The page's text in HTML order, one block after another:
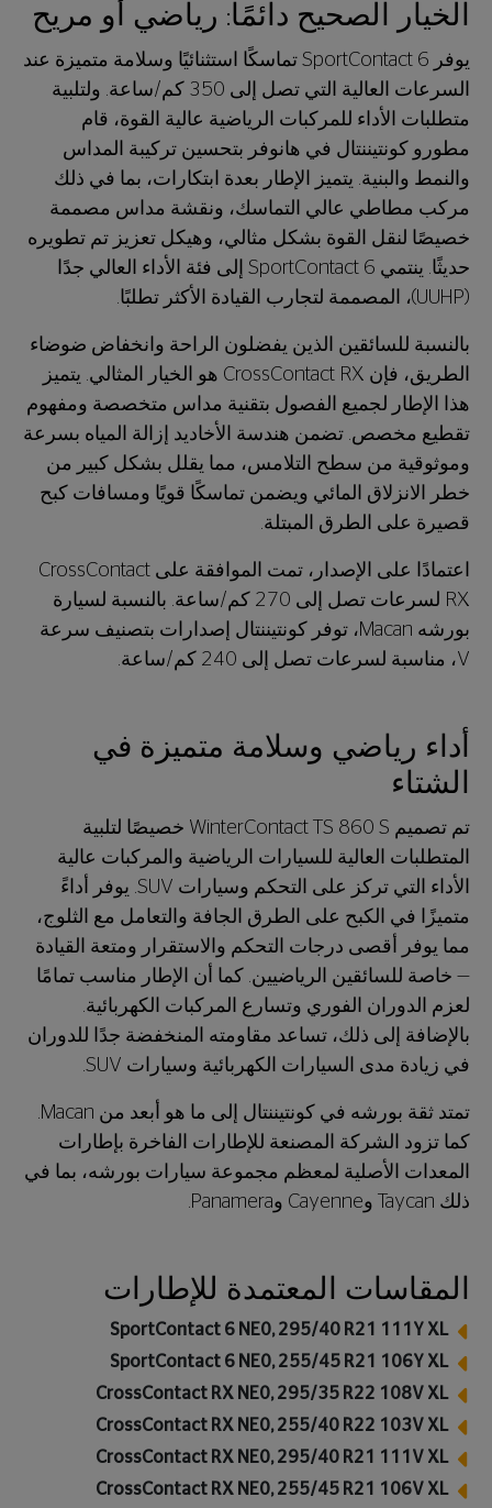
الخيار الصحيح دائمًا: رياضي أو مريح
يوفر SportContact 6 تماسكًا استثنائيًا وسلامة متميزة عند
السرعات العالية التي تصل إلى 350 كم/ساعة. ولتلبية
متطلبات الأداء للمركبات الرياضية عالية القوة، قام
مطورو كونتيننتال في هانوفر بتحسين تركيبة المداس
والنمط والبنية. يتميز الإطار بعدة ابتكارات، بما في ذلك
مركب مطاطي عالي التماسك، ونقشة مداس مصممة
خصيصًا لنقل القوة بشكل مثالي، وهيكل تعزيز تم تطويره
حديثًا. ينتمي SportContact 6 إلى فئة الأداء العالي جدًا
(UUHP)، المصممة لتجارب القيادة الأكثر تطلبًا.
بالنسبة للسائقين الذين يفضلون الراحة وانخفاض ضوضاء
الطريق، فإن CrossContact RX هو الخيار المثالي. يتميز
هذا الإطار لجميع الفصول بتقنية مداس متخصصة ومفهوم
تقطيع مخصص. تضمن هندسة الأخاديد إزالة المياه بسرعة
وموثوقية من سطح التلامس، مما يقلل بشكل كبير من
خطر الانزلاق المائي ويضمن تماسكًا قويًا ومسافات كبح
قصيرة على الطرق المبتلة.
اعتمادًا على الإصدار، تمت الموافقة على CrossContact
RX لسرعات تصل إلى 270 كم/ساعة. بالنسبة لسيارة
بورشه Macan، توفر كونتيننتال إصدارات بتصنيف سرعة
V، مناسبة لسرعات تصل إلى 240 كم/ساعة.
أداء رياضي وسلامة متميزة في
الشتاء
تم تصميم WinterContact TS 860 S خصيصًا لتلبية
المتطلبات العالية للسيارات الرياضية والمركبات عالية
الأداء التي تركز على التحكم وسيارات SUV. يوفر أداءً
متميزًا في الكبح على الطرق الجافة والتعامل مع الثلوج،
مما يوفر أقصى درجات التحكم والاستقرار ومتعة القيادة
— خاصة للسائقين الرياضيين. كما أن الإطار مناسب تمامًا
لعزم الدوران الفوري وتسارع المركبات الكهربائية.
بالإضافة إلى ذلك، تساعد مقاومته المنخفضة جدًا للدوران
في زيادة مدى السيارات الكهربائية وسيارات SUV.
تمتد ثقة بورشه في كونتيننتال إلى ما هو أبعد من Macan.
كما تزود الشركة المصنعة للإطارات الفاخرة بإطارات
المعدات الأصلية لمعظم مجموعة سيارات بورشه، بما في
ذلك Taycan وCayenne وPanamera.
المقاسات المعتمدة للإطارات
SportContact 6 NE0, 295/40 R21 111Y XL
SportContact 6 NE0, 255/45 R21 106Y XL
CrossContact RX NE0, 295/35 R22 108V XL
CrossContact RX NE0, 255/40 R22 103V XL
CrossContact RX NE0, 295/40 R21 111V XL
CrossContact RX NE0, 255/45 R21 106V XL